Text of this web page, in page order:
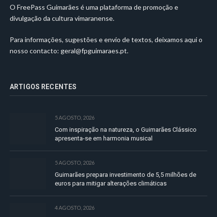
O FreePass Guimarães é uma plataforma de promoção e
divulgação da cultura vimaranense.
Para informações, sugestões e envio de textos, deixamos aqui o
nosso contacto: geral@fpguimaraes.pt.
ARTIGOS RECENTES
5 AGOSTO, 2026
Com inspiração na natureza, o Guimarães Clássico
apresenta-se em harmonia musical
5 AGOSTO, 2026
Guimarães prepara investimento de 5,5 milhões de
euros para mitigar alterações climáticas
4 AGOSTO, 2026